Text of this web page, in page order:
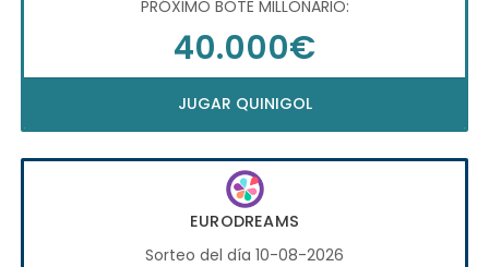
PRÓXIMO BOTE MILLONARIO:
40.000€
JUGAR QUINIGOL
EURODREAMS
Sorteo del día 10-08-2026